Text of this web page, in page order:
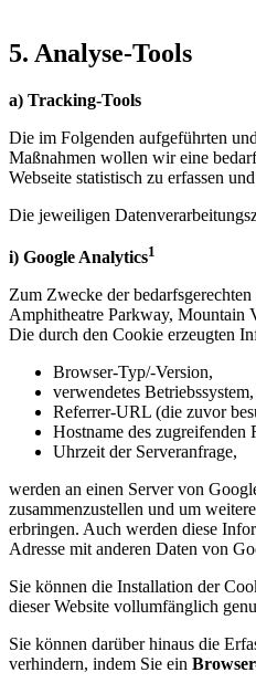
5. Analyse-Tools
a) Tracking-Tools
Die im Folgenden aufgeführten
Maßnahmen wollen wir eine
Webseite statistisch zu erfassen
Die jeweiligen
i) Google Analytics1
Zum Zwecke der
Amphitheatre Parkway, Mountain
Die durch den Cookie erzeugten
Browser-Typ/-Version,
verwendetes Betriebssystem,
Referrer-URL (die zuvor
Hostname des zugreifenden
Uhrzeit der Serveranfrage,
werden an einen Server von
zusammenzustellen und um
erbringen. Auch werden diese
Adresse mit anderen Daten von
Sie können die Installation der
dieser Website vollumfänglich
Sie können darüber hinaus die
verhindern, indem Sie ein